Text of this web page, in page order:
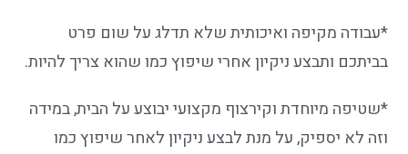
*עבודה מקיפה ואיכותית שלא תדלג על שום פרט
בביתכם ותבצע ניקיון אחרי שיפוץ כמו שהוא צריך להיות.
*שטיפה מיוחדת וקירצוף מקצועי יבוצע על הבית, במידה
וזה לא יספיק, על מנת לבצע ניקיון לאחר שיפוץ כמו